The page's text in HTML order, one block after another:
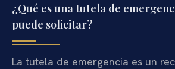
¿Qué es una tutela de
puede solicitar?
La tutela de emergencia es un